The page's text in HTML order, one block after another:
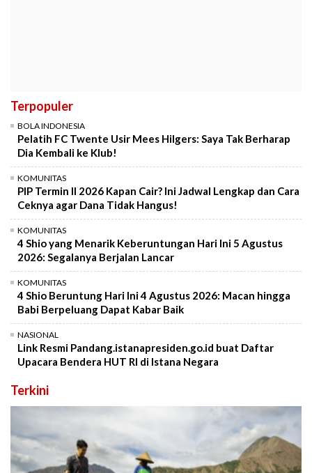
Terpopuler
BOLA INDONESIA
Pelatih FC Twente Usir Mees Hilgers: Saya Tak Berharap
Dia Kembali ke Klub!
KOMUNITAS
PIP Termin II 2026 Kapan Cair? Ini Jadwal Lengkap dan Cara
Ceknya agar Dana Tidak Hangus!
KOMUNITAS
4 Shio yang Menarik Keberuntungan Hari Ini 5 Agustus
2026: Segalanya Berjalan Lancar
KOMUNITAS
4 Shio Beruntung Hari Ini 4 Agustus 2026: Macan hingga
Babi Berpeluang Dapat Kabar Baik
NASIONAL
Link Resmi Pandang.istanapresiden.go.id buat Daftar
Upacara Bendera HUT RI di Istana Negara
Terkini